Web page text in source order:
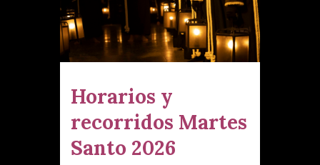
CONTACTO
Horarios y
recorridos Martes
Santo 2026